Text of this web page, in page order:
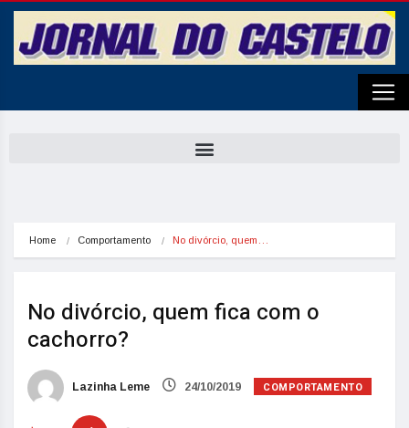
Home Comportamento No divórcio, quem…
No divórcio, quem fica com o
cachorro?
Lazinha Leme 24/10/2019 COMPORTAMENTO